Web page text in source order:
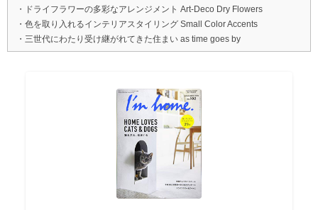
・ドライフラワーの多彩なアレンジメント Art-Deco Dry Flowers
・色を取り入れるインテリアスタイリング Small Color Accents
・三世代にわたり受け継がれてきた住まい as time goes by